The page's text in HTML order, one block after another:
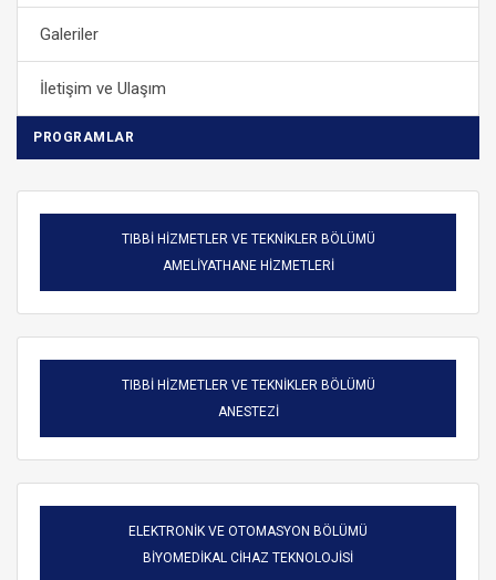
Galeriler
İletişim ve Ulaşım
PROGRAMLAR
TIBBİ HİZMETLER VE TEKNİKLER BÖLÜMÜ
AMELİYATHANE HİZMETLERİ
TIBBİ HİZMETLER VE TEKNİKLER BÖLÜMÜ
ANESTEZİ
ELEKTRONİK VE OTOMASYON BÖLÜMÜ
BİYOMEDİKAL CİHAZ TEKNOLOJİSİ